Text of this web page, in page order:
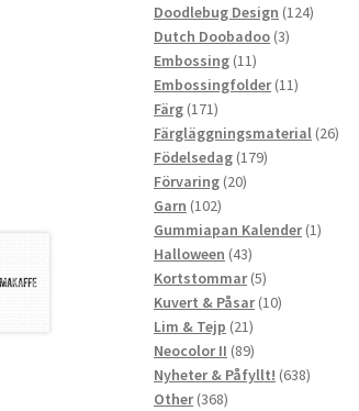
Doodlebug Design 124124
Dutch Doobadoo 33
Embossing 1111
produkter
Embossingfolder 1111
Färg 171171
produkter
Färgläggningsmaterial 2626
Födelsedag 179179
Förvaring 2020
Garn 102102
produkter
Gummiapan Kalender 11
Halloween 4343
produkter
Kortstommar 55
produkter
Kuvert & Påsar 1010
Lim & Tejp 2121
produkter
Neocolor II 8989
produkter
Nyheter & Påfyllt! 638638
Other 368368